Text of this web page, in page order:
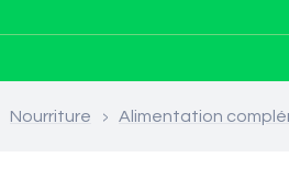
Nourriture > Alimentation